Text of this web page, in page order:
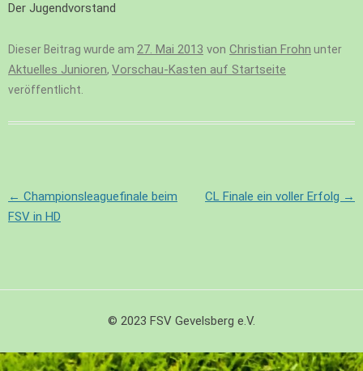
Der Jugendvorstand
Dieser Beitrag wurde am 27. Mai 2013 von Christian Frohn unter
Aktuelles Junioren, Vorschau-Kasten auf Startseite
veröffentlicht.
Beitragsnavigation
← Championsleaguefinale beim
FSV in HD
CL Finale ein voller Erfolg →
© 2023 FSV Gevelsberg e.V.